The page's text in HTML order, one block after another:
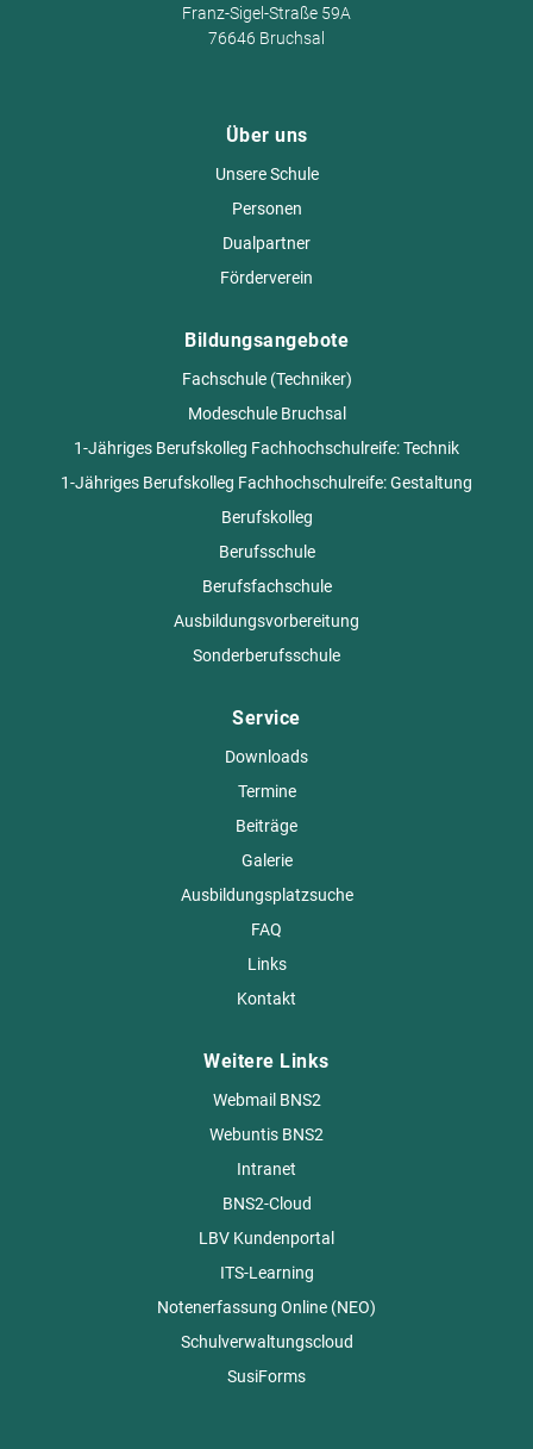
Franz-Sigel-Straße 59A
76646 Bruchsal
Über uns
Unsere Schule
Personen
Dualpartner
Förderverein
Bildungsangebote
Fachschule (Techniker)
Modeschule Bruchsal
1-Jähriges Berufskolleg Fachhochschulreife: Technik
1-Jähriges Berufskolleg Fachhochschulreife: Gestaltung
Berufskolleg
Berufsschule
Berufsfachschule
Ausbildungsvorbereitung
Sonderberufsschule
Service
Downloads
Termine
Beiträge
Galerie
Ausbildungsplatzsuche
FAQ
Links
Kontakt
Weitere Links
Webmail BNS2
Webuntis BNS2
Intranet
BNS2-Cloud
LBV Kundenportal
ITS-Learning
Notenerfassung Online (NEO)
Schulverwaltungscloud
SusiForms